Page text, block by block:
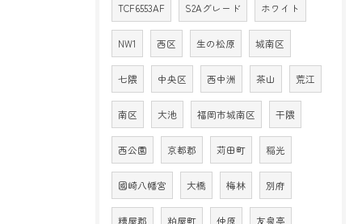
TCF6553AF S2Aグレード ホワイト
NW1 西区 生の松原 城南区
七隈 中央区 西中洲 茶山 荒江
南区 大池 福岡市城南区 干隈
西公園 京都郡 苅田町 稲光
國崎八幡宮 大橋 梅林 別府
糟屋郡 粕屋町 仲原 友泉亭